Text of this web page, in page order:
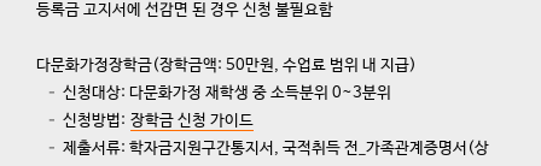
등록금 고지서에 선감면 된 경우 신청 불필요함
다문화가정장학금(장학금액: 50만원, 수업료 범위 내 지급)
– 신청대상: 다문화가정 재학생 중 소득분위 0~3분위
– 신청방법: 장학금 신청 가이드
– 제출서류: 학자금지원구간통지서, 국적취득 전_가족관계증명서(상